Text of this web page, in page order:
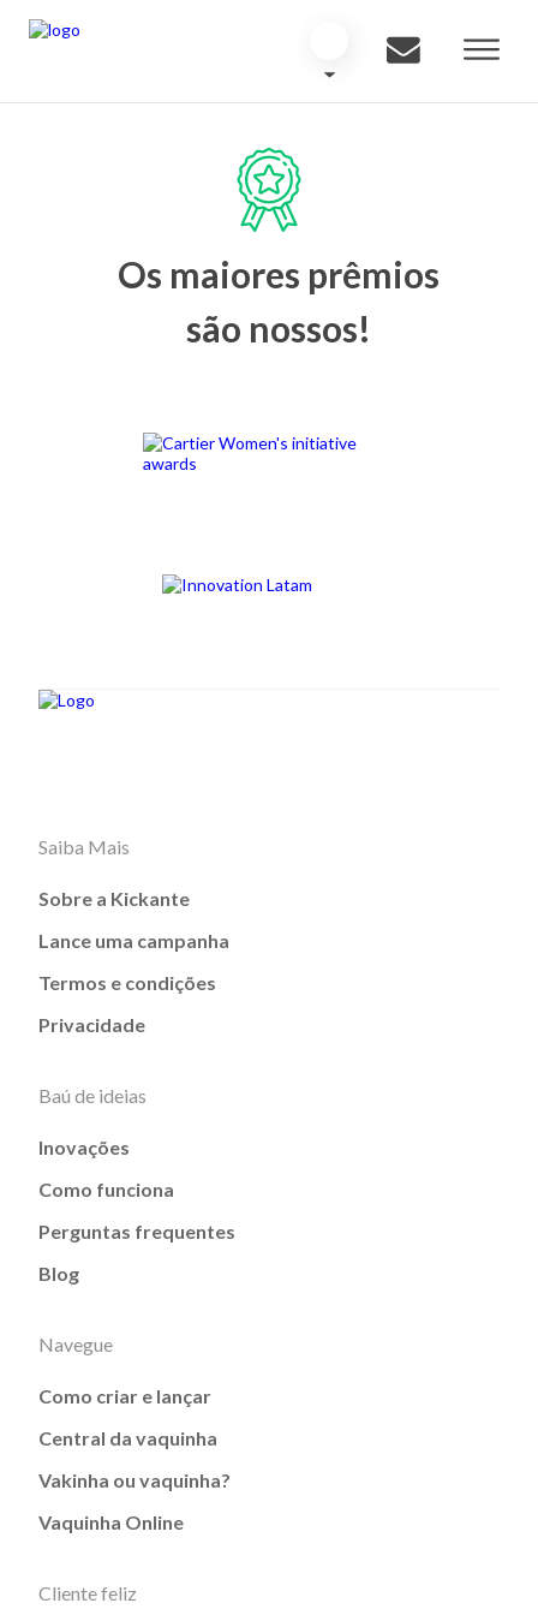
Os maiores prêmios
são nossos!
Saiba Mais
Sobre a Kickante
Lance uma campanha
Termos e condições
Privacidade
Baú de ideias
Inovações
Como funciona
Perguntas frequentes
Blog
Navegue
Como criar e lançar
Central da vaquinha
Vakinha ou vaquinha?
Vaquinha Online
Cliente feliz